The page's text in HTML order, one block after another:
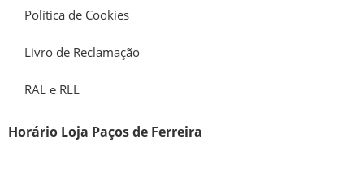
Política de Cookies
Livro de Reclamação
RAL e RLL
Horário Loja Paços de Ferreira